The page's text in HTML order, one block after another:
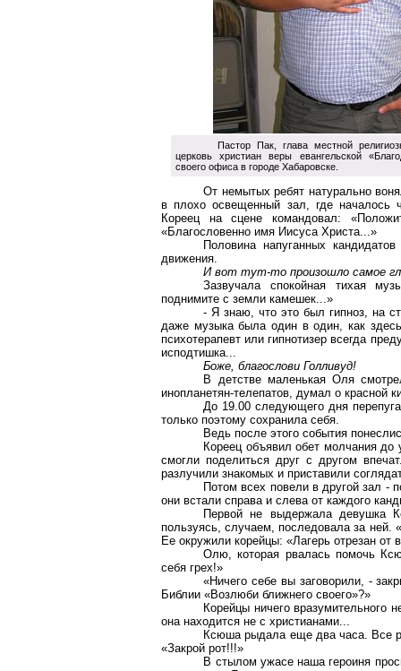
Пастор Пак, глава местной
церковь христиан веры евангельской
своего офиса в городе Хабаровске.
От немытых ребят натурально
в плохо освещенный зал, где началось
Кореец на сцене командовал:
«Благословенно имя Иисуса Христа...»
Половина напуганных
движения.
И вот тут-то произошло самое
Зазвучала спокойная тихая
поднимите с земли камешек...»
- Я знаю, что это был гипноз, на
даже музыка была один в один, как
психотерапевт или гипнотизер всегда
исподтишка...
Боже, благослови Голливуд!
В детстве маленькая Оля
инопланетян-телепатов, думал о красной
До 19.00 следующего дня
только поэтому сохранила себя.
Ведь после этого события
Кореец объявил обет молчания
смогли поделиться друг с другом
разлучили знакомых и приставили
Потом всех повели в другой зал -
они встали справа и слева от каждого
Первой не выдержала девушка
пользуясь, случаем, последовала за ней.
Ее окружили корейцы: «Лагерь отрезан
Олю, которая рвалась помочь
себя грех!»
«Ничего себе вы заговорили, -
Библии «Возлюби ближнего своего»?»
Корейцы ничего вразумительного
она находится не с христианами...
Ксюша рыдала еще два часа. Все
«Закрой рот!!!»
В стылом ужасе наша героиня